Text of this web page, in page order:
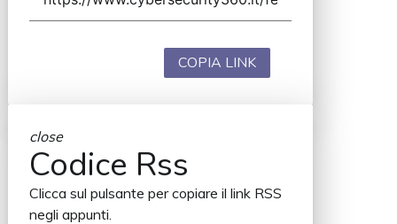
COPIA LINK
close
Codice Rss
Clicca sul pulsante per copiare il link RSS
negli appunti.